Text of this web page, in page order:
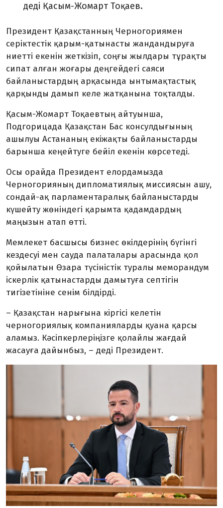
деді Қасым-Жомарт Тоқаев.
Президент Қазақстанның Черногориямен
серіктестік қарым-қатынасты жандандыруға
ниетті екенін жеткізіп, соңғы жылдары тұрақты
сипат алған жоғары деңгейдегі саяси
байланыстардың арқасында ынтымақтастық
қарқынды дамып келе жатқанына тоқталды.
Қасым-Жомарт Тоқаевтың айтуынша,
Подгорицада Қазақстан Бас консулдығының
ашылуы Астананың екіжақты байланыстарды
барынша кеңейтуге бейіл екенін көрсетеді.
Осы орайда Президент елордамызда
Черногорияның дипломатиялық миссиясын ашу,
сондай-ақ парламентаралық байланыстарды
күшейту жөніндегі қарымта қадамдардың
маңызын атап өтті.
Мемлекет басшысы бизнес өкілдерінің бүгінгі
кездесуі мен сауда палаталары арасында қол
қойылатын Өзара түсіністік туралы меморандум
іскерлік қатынастарды дамытуға септігін
тигізетініне сенім білдірді.
– Қазақстан нарығына кіргісі келетін
черногориялық компанияларды қуана қарсы
аламыз. Кәсіпкерлеріңізге қолайлы жағдай
жасауға дайынбыз, – деді Президент.